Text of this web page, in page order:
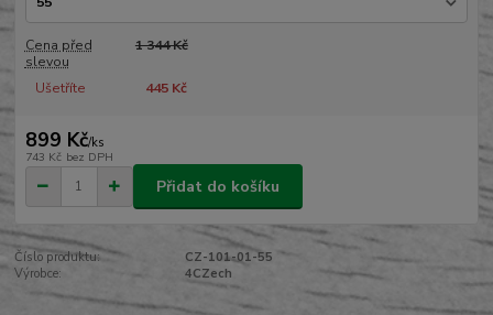
Cena před
slevou
1 344 Kč
Ušetříte 445 Kč
899 Kč/ks
743 Kč bez DPH
Přidat do košíku
Číslo produktu:
CZ-101-01-55
Výrobce:
4CZech